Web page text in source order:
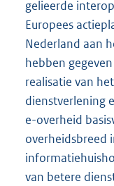
gelieerde
Europees
Nederland aan
hebben
realisatie van
dienstverlening
e-overheid
overheidsbreed
van betere